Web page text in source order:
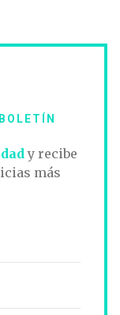
y recibe
más